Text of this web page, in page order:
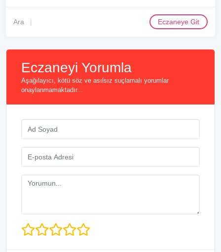
Ara Eczaneye Git
Eczaneyi Yorumla
Aşağılayıcı, kötü söz ve asılsız suçlamalı yorumlar
onaylanmamaktadır...